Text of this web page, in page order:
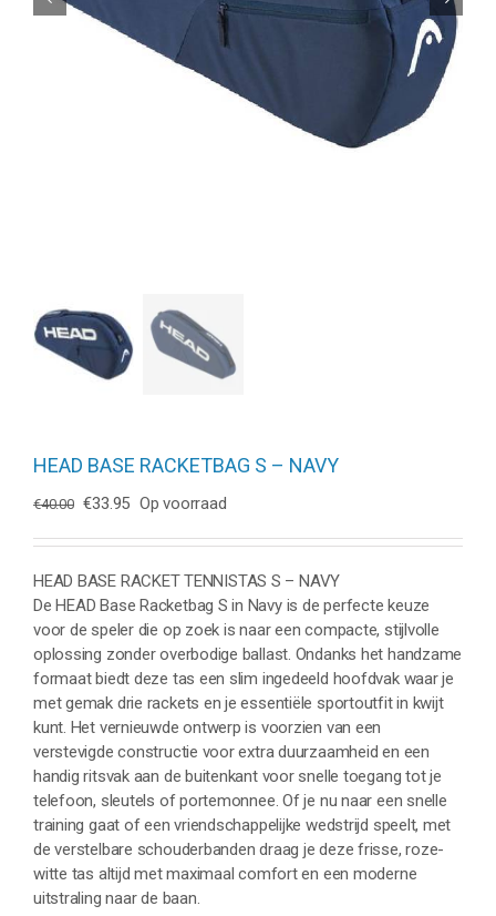
HEAD BASE RACKETBAG S – NAVY
€40.00 Oorspronkelijke
was:
€40.00.
€33.95Huidige
is:
€33.95.
Op voorraad
HEAD BASE RACKET TENNISTAS S – NAVY
De HEAD Base Racketbag S in Navy is de perfecte keuze
voor de speler die op zoek is naar een compacte, stijlvolle
oplossing zonder overbodige ballast. Ondanks het handzame
formaat biedt deze tas een slim ingedeeld hoofdvak waar je
met gemak drie rackets en je essentiële sportoutfit in kwijt
kunt. Het vernieuwde ontwerp is voorzien van een
verstevigde constructie voor extra duurzaamheid en een
handig ritsvak aan de buitenkant voor snelle toegang tot je
telefoon, sleutels of portemonnee. Of je nu naar een snelle
training gaat of een vriendschappelijke wedstrijd speelt, met
de verstelbare schouderbanden draag je deze frisse, roze-
witte tas altijd met maximaal comfort en een moderne
uitstraling naar de baan.